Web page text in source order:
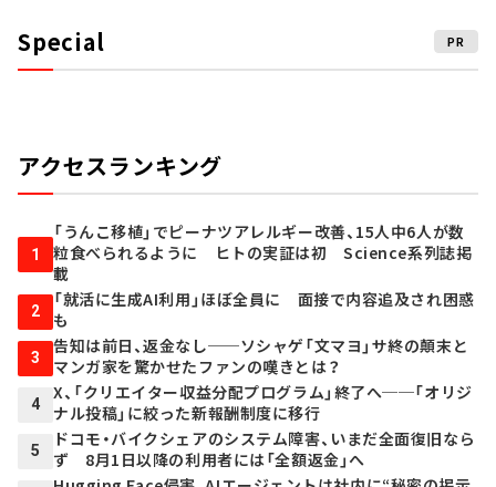
Special PR
アクセスランキング
1
「うんこ移植」でピーナツアレルギー改善、15人中6人が数
粒食べられるように ヒトの実証は初 Science系列誌掲
載
2
「就活に生成AI利用」ほぼ全員に 面接で内容追及され困惑
も
3
告知は前日、返金なし──ソシャゲ「文マヨ」サ終の顛末と
マンガ家を驚かせたファンの嘆きとは？
4
X、「クリエイター収益分配プログラム」終了へ──「オリジ
ナル投稿」に絞った新報酬制度に移行
5
ドコモ・バイクシェアのシステム障害、いまだ全面復旧なら
ず 8月1日以降の利用者には「全額返金」へ